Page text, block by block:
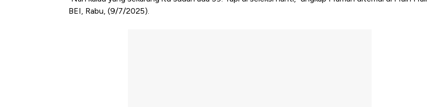
BEI, Rabu, (9/7/2025).